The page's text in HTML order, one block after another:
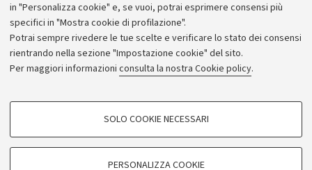
in "Personalizza cookie" e, se vuoi, potrai esprimere consensi più
specifici in "Mostra cookie di profilazione".
Potrai sempre rivedere le tue scelte e verificare lo stato dei consensi
rientrando nella sezione "Impostazione cookie" del sito.
Per maggiori informazioni consulta la nostra Cookie policy.
COOKIE DI PROFILAZIONE - FACOLTATIVI
SOLO COOKIE NECESSARI
PERSONALIZZA COOKIE
Comunicati stampa
Redazione
Rassegna stampa